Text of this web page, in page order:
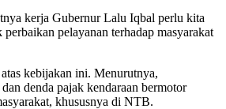
kerja Gubernur Lalu Iqbal perlu kita
pelayanan terhadap masyarakat
kebijakan ini. Menurutnya,
denda pajak kendaraan bermotor
khususnya di NTB.